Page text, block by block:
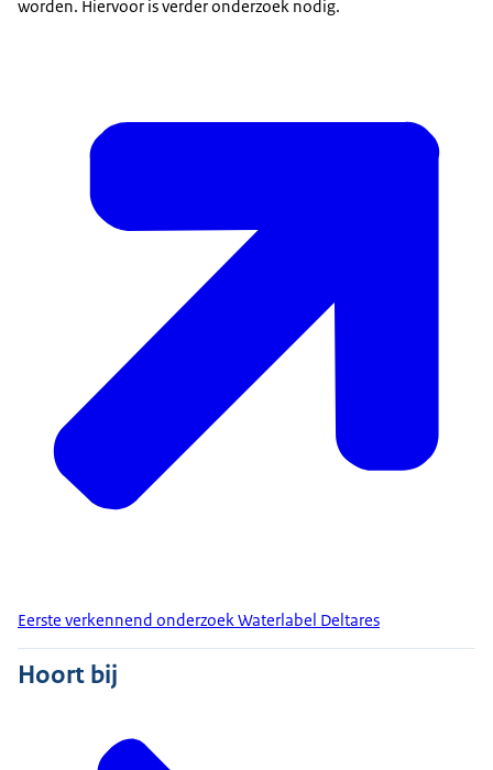
worden. Hiervoor is verder onderzoek nodig.
Eerste verkennend onderzoek Waterlabel Deltares
Hoort bij